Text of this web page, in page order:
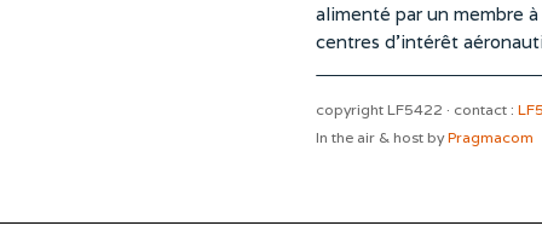
alimenté par un membre
centres d’intérêt
copyright LF5422 · contact :
In the air & host byPragmacom